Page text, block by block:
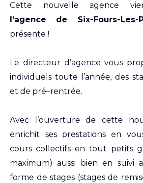
Cette nouvelle agence
l’agence de Six-Fours-Les-
présente !
Le directeur d’agence vous
individuels toute l’année, des
et de pré–rentrée.
Avec l’ouverture de cette
enrichit ses prestations en
cours collectifs en tout petits
maximum) aussi bien en suivi
forme de stages (stages de